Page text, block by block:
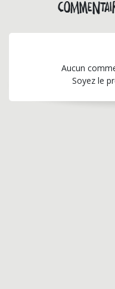
Aucun
Soyez le